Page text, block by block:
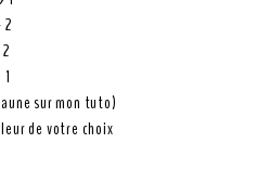
sur mon tuto)
de votre choix